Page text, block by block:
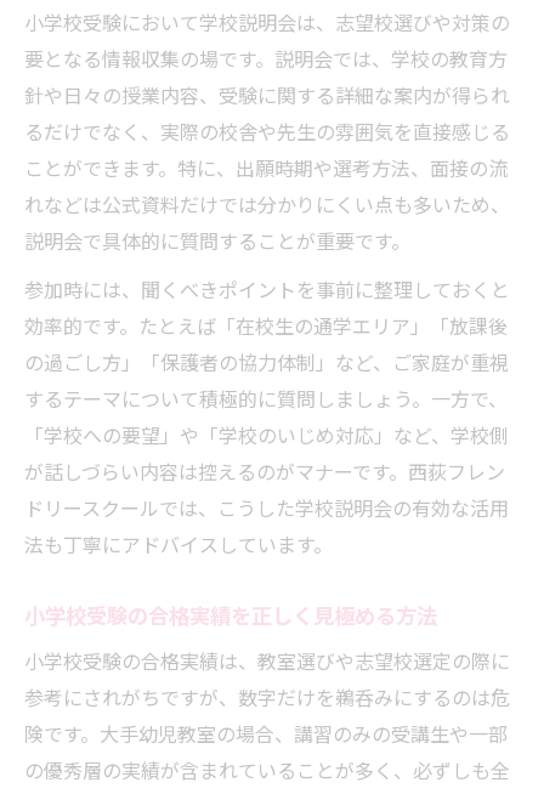
小学校受験において学校説明会は、志望校選びや対策の
要となる情報収集の場です。説明会では、学校の教育方
針や日々の授業内容、受験に関する詳細な案内が得られ
るだけでなく、実際の校舎や先生の雰囲気を直接感じる
ことができます。特に、出願時期や選考方法、面接の流
れなどは公式資料だけでは分かりにくい点も多いため、
説明会で具体的に質問することが重要です。
参加時には、聞くべきポイントを事前に整理しておくと
効率的です。たとえば「在校生の通学エリア」「放課後
の過ごし方」「保護者の協力体制」など、ご家庭が重視
するテーマについて積極的に質問しましょう。一方で、
「学校への要望」や「学校のいじめ対応」など、学校側
が話しづらい内容は控えるのがマナーです。西荻フレン
ドリースクールでは、こうした学校説明会の有効な活用
法も丁寧にアドバイスしています。
小学校受験の合格実績を正しく見極める方法
小学校受験の合格実績は、教室選びや志望校選定の際に
参考にされがちですが、数字だけを鵜呑みにするのは危
険です。大手幼児教室の場合、講習のみの受講生や一部
の優秀層の実績が含まれていることが多く、必ずしも全